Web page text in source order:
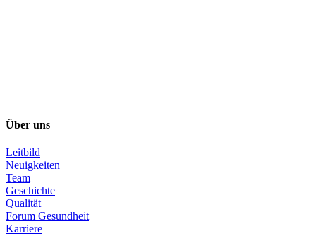
Über uns
Leitbild
Neuigkeiten
Team
Geschichte
Qualität
Forum Gesundheit
Karriere